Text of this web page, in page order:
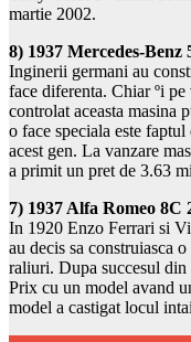
martie 2002.
8) 1937 Mercedes-Benz
Inginerii germani au
face diferenta. Chiar ºi
controlat aceasta masina
o face speciala este
acest gen. La vanzare
a primit un pret de 3.63
7) 1937 Alfa Romeo 8C
In 1920 Enzo Ferrari si
au decis sa construiasca
raliuri. Dupa succesul
Prix cu un model avand
model a castigat locul